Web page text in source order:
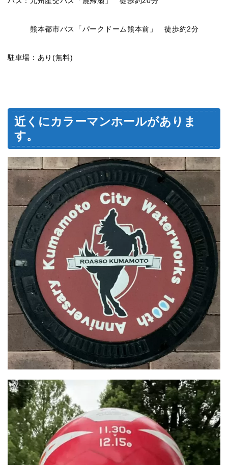
熊本都市バス「パークドーム熊本前」 徒歩約2分
駐車場：あり(無料)
近くにカラーマンホールがありま
す。